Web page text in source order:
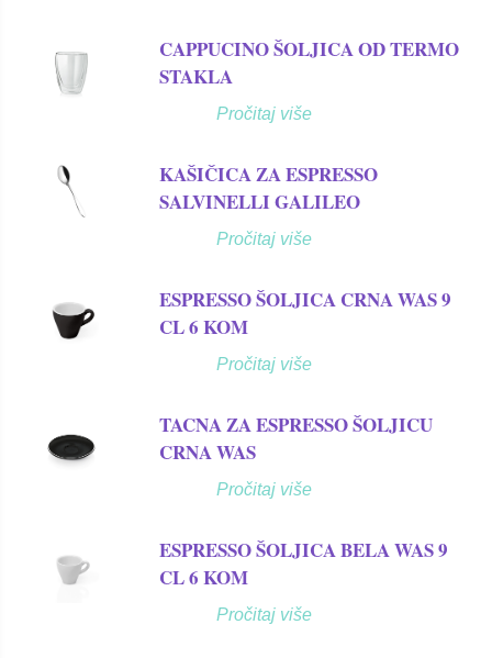
CAPPUCINO ŠOLJICA OD TERMO
STAKLA
Pročitaj više
KAŠIČICA ZA ESPRESSO
SALVINELLI GALILEO
Pročitaj više
ESPRESSO ŠOLJICA CRNA WAS 9
CL 6 KOM
Pročitaj više
TACNA ZA ESPRESSO ŠOLJICU
CRNA WAS
Pročitaj više
ESPRESSO ŠOLJICA BELA WAS 9
CL 6 KOM
Pročitaj više